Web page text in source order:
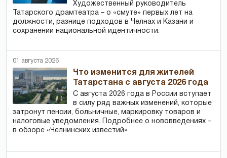
Художественный руководитель
Татарского драмтеатра – о «смуте» первых лет на
должности, разнице подходов в Челнах и Казани и
сохранении национальной идентичности.
01 августа 2026
Что изменится для жителей
Татарстана с августа 2026 года
С августа 2026 года в России вступает
в силу ряд важных изменений, которые
затронут пенсии, больничные, маркировку товаров и
налоговые уведомления. Подробнее о нововведениях –
в обзоре «Челнинских известий»